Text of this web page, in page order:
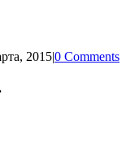
2015|0 Comments